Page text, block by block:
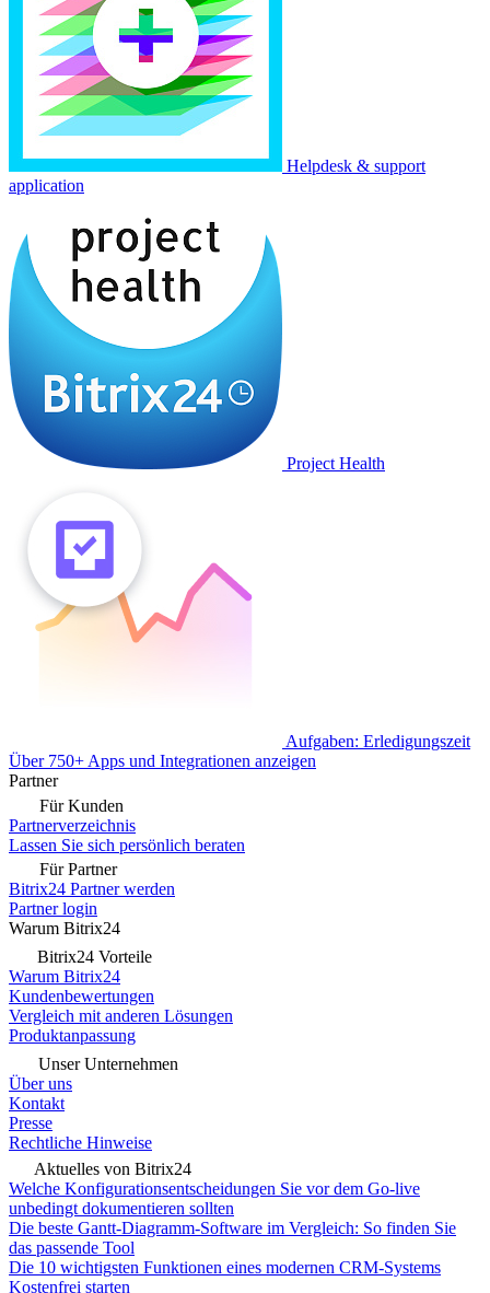
Helpdesk & support
application
Project Health
Aufgaben: Erledigungszeit
Über 750+ Apps und Integrationen anzeigen
Partner
Für Kunden
Partnerverzeichnis
Lassen Sie sich persönlich beraten
Für Partner
Bitrix24 Partner werden
Partner login
Warum Bitrix24
Bitrix24 Vorteile
Warum Bitrix24
Kundenbewertungen
Vergleich mit anderen Lösungen
Produktanpassung
Unser Unternehmen
Über uns
Kontakt
Presse
Rechtliche Hinweise
Aktuelles von Bitrix24
Welche Konfigurationsentscheidungen Sie vor dem Go-live
unbedingt dokumentieren sollten
Die beste Gantt-Diagramm-Software im Vergleich: So finden Sie
das passende Tool
Die 10 wichtigsten Funktionen eines modernen CRM-Systems
Kostenfrei starten